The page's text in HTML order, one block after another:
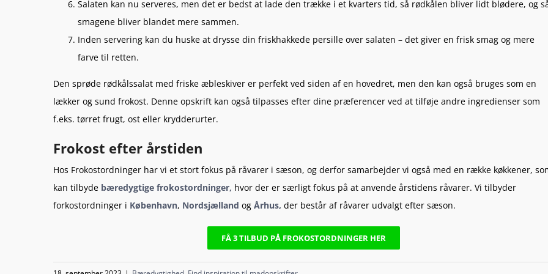
Salaten kan nu serveres, men det er bedst at lade den trække i et kvarters tid, så rødkålen bliver lidt blødere, og
smagene bliver blandet mere sammen.
Inden servering kan du huske at drysse din friskhakkede persille over salaten – det giver en frisk smag og mere
farve til retten.
Den sprøde rødkålssalat med friske æbleskiver er perfekt ved siden af en hovedret, men den kan også bruges som en
lækker og sund frokost. Denne opskrift kan også tilpasses efter dine præferencer ved at tilføje andre ingredienser som
f.eks. tørret frugt, ost eller krydderurter.
Frokost efter årstiden
Hos Frokostordninger har vi et stort fokus på råvarer i sæson, og derfor samarbejder vi også med en række køkkener,
kan tilbyde bæredygtige frokostordninger, hvor der er særligt fokus på at anvende årstidens råvarer. Vi tilbyder
forkostordninger i København, Nordsjælland og Århus, der består af råvarer udvalgt efter sæson.
FÅ 3 TILBUD PÅ FROKOSTORDNINGER HER